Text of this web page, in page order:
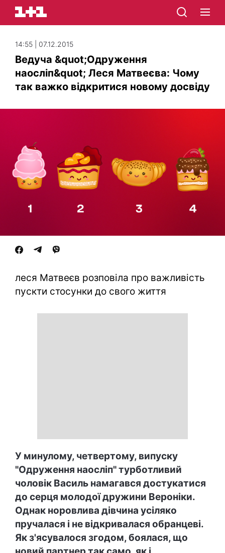
14:55 | 07.12.2015
Ведуча &quot;Одруження
наосліп&quot; Леся Матвеєва: Чому
так важко відкритися новому досвіду
леся Матвеєв розповіла про важливість
пускти стосунки до свого життя
У минулому, четвертому, випуску
"Одруження наосліп" турботливий
чоловік Василь намагався достукатися
до серця молодої дружини Вероніки.
Однак норовлива дівчина усіляко
пручалася і не відкривалася обранцеві.
Як з'ясувалося згодом, боялася, що